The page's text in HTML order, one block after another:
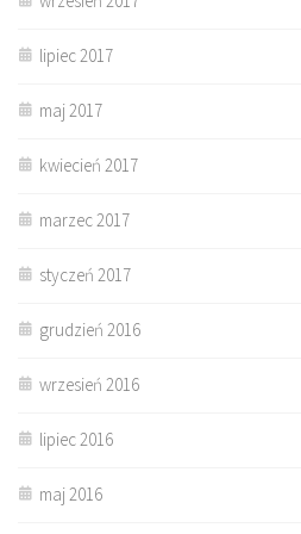
lipiec 2017
maj 2017
kwiecień 2017
marzec 2017
styczeń 2017
grudzień 2016
wrzesień 2016
lipiec 2016
maj 2016